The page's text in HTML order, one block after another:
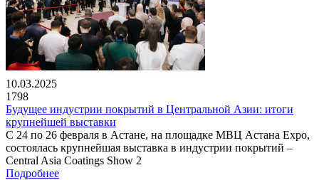
10.03.2025
1798
Будущее индустрии покрытий в Центральной Азии: итоги
крупнейшей выставки
С 24 по 26 февраля в Астане, на площадке МВЦ Астана Expo,
состоялась крупнейшая выставка в индустрии покрытий –
Central Asia Coatings Show 2
Подробнее